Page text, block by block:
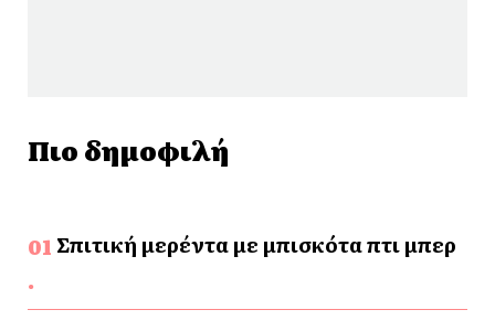
Πιο δημοφιλή
Σπιτική μερέντα με μπισκότα πτι μπερ